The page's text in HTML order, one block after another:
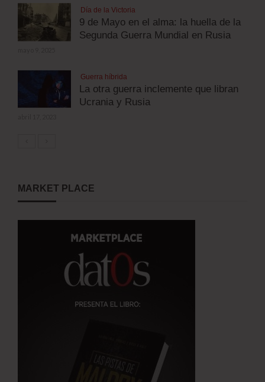
Día de la Victoria
9 de Mayo en el alma: la huella de la
Segunda Guerra Mundial en Rusia
Guerra híbrida
La otra guerra inclemente que libran
Ucrania y Rusia
MARKET PLACE